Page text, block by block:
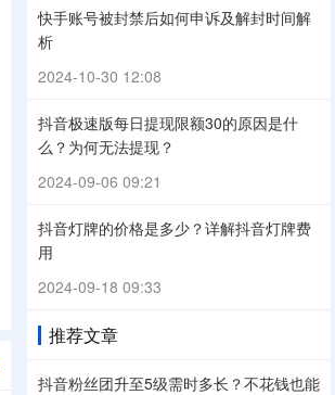
快手账号被封禁后如何申诉及解封时间解
析
2024-10-30 12:08
抖音极速版每日提现限额30的原因是什
么？为何无法提现？
2024-09-06 09:21
抖音灯牌的价格是多少？详解抖音灯牌费
用
2024-09-18 09:33
推荐文章
抖音粉丝团升至5级需时多长？不花钱也能